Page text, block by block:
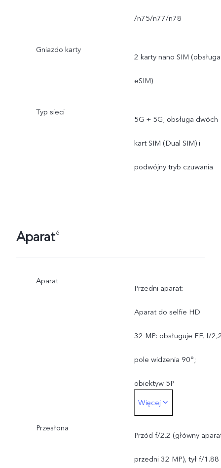
/n75/n77/n78
Gniazdo karty
2 karty nano SIM (obsługa
eSIM)
Typ sieci
5G + 5G; obsługa dwóch
kart SIM (Dual SIM) i
podwójny tryb czuwania
Aparat6
Aparat
Przedni aparat:
Aparat do selfie HD
32 MP: obsługuje FF, f/
pole widzenia 90°;
obiektyw 5P
Tylny aparat:
Aparat główny 200 MP z
technologią OIS i
Więcej
Przesłona
Przód f/2.2 (główny
przedni 32 MP), tył f/1.88